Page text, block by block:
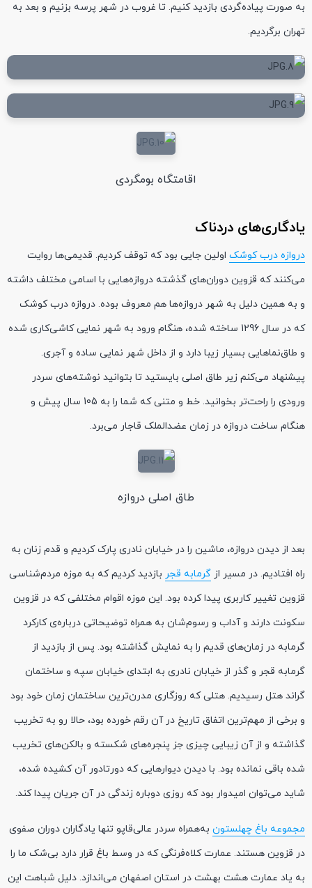
به صورت پیاده‌گردی بازدید کنیم. تا غروب در شهر پرسه بزنیم و بعد به
تهران برگردیم.
اقامتگاه بومگردی
یادگاری‌های دردناک
دروازه درب کوشک اولین جایی بود که توقف کردیم. قدیمی‌ها روایت
می‌کنند که قزوین دوران‌های گذشته دروازه‌هایی با اسامی مختلف داشته
و به همین دلیل به شهر دروازه‌ها هم معروف بوده. دروازه درب کوشک
که در سال 1296 ساخته شده، هنگام ورود به شهر نمایی کاشی‌کاری شده
و طاق‌نماهایی بسیار زیبا دارد و از داخل شهر نمایی ساده و آجری.
پیشنهاد می‌کنم زیر طاق اصلی بایستید تا بتوانید نوشته‌های سردر
ورودی را راحت‌تر بخوانید. خط و متنی که شما را به 105 سال پیش و
هنگام ساخت دروازه در زمان عضدالملک قاجار می‌برد.
طاق اصلی دروازه
بعد از دیدن دروازه، ماشین را در خیابان نادری پارک کردیم و قدم زنان به
راه افتادیم. در مسیر از گرمابه قجر بازدید کردیم که به موزه مردم‌شناسی
قزوین تغییر کاربری پیدا کرده بود. این موزه اقوام مختلفی که در قزوین
سکونت دارند و آداب و رسوم‌شان به همراه توضیحاتی درباره‌ی کارکرد
گرمابه در زمان‌های قدیم را به نمایش گذاشته بود. پس از بازدید از
گرمابه قجر و گذر از خیابان نادری به ابتدای خیابان سپه و ساختمان
گراند هتل رسیدیم. هتلی که روزگاری مدرن‌ترین ساختمان زمان خود بود
و برخی از مهم‌ترین اتفاق تاریخ در آن رقم خورده بود، حالا رو به تخریب
گذاشته و از آن زیبایی چیزی جز پنجره‌های شکسته و بالکن‌های تخریب
شده باقی نمانده بود. با دیدن دیوارهایی که دورتادور آن کشیده شده،
شاید می‌توان امیدوار بود که روزی دوباره زندگی در آن جریان پیدا کند.
مجموعه باغ چهلستون به‌همراه سردر عالی‌قاپو تنها یادگاران دوران صفوی
در قزوین هستند. عمارت کلاه‌فرنگی که در وسط باغ قرار دارد بی‌شک ما را
به یاد عمارت هشت بهشت در استان اصفهان می‌اندازد. دلیل شباهت این